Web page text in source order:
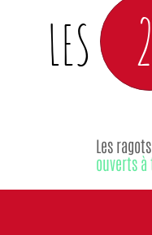
LES
Les
ouverts